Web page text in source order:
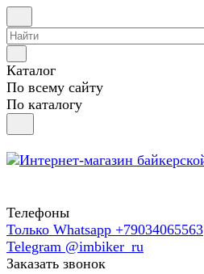
Каталог
По всему сайту
По каталогу
Телефоны
Только Whatsapp +79034065563
Telegram @imbiker_ru
Заказать звонок